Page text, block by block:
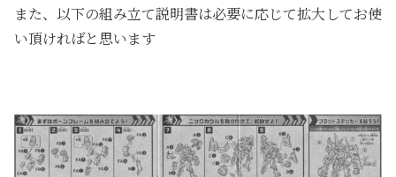
また、以下の組み立て説明書は必要に応じて拡大してお使
い頂ければと思います